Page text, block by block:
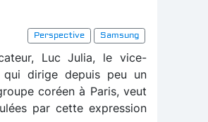
Perspective
Samsung
Luc Julia, le vice-
qui dirige depuis peu un
coréen à Paris, veut
par cette expression